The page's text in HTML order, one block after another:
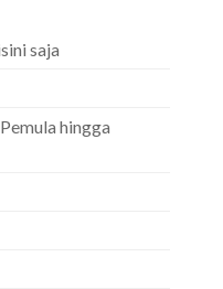
saja
hingga